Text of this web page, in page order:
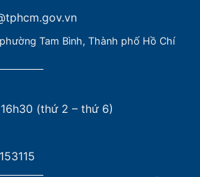
Tam Bình, Thành phố Hồ Chí
(thứ 2 – thứ 6)